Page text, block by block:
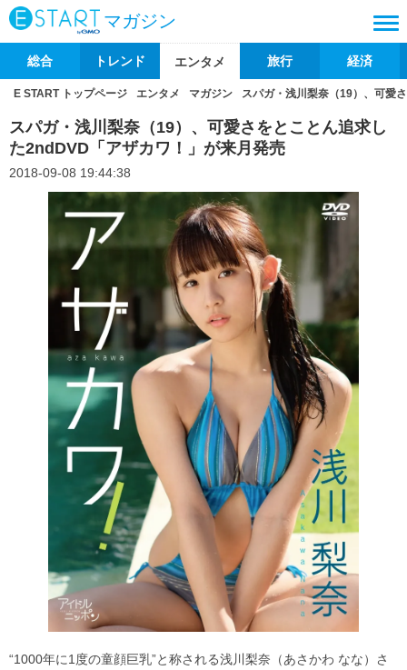
マガジン
総合 トレンド エンタメ 旅行 経済
E START トップページ エンタメ マガジン スパガ・浅川梨奈（19）、可愛
スパガ・浅川梨奈（19）、可愛さをとことん追求し
た2ndDVD「アザカワ！」が来月発売
2018-09-08 19:44:38
“1000年に1度の童顔巨乳”と称される浅川梨奈（あさかわ なな）さ